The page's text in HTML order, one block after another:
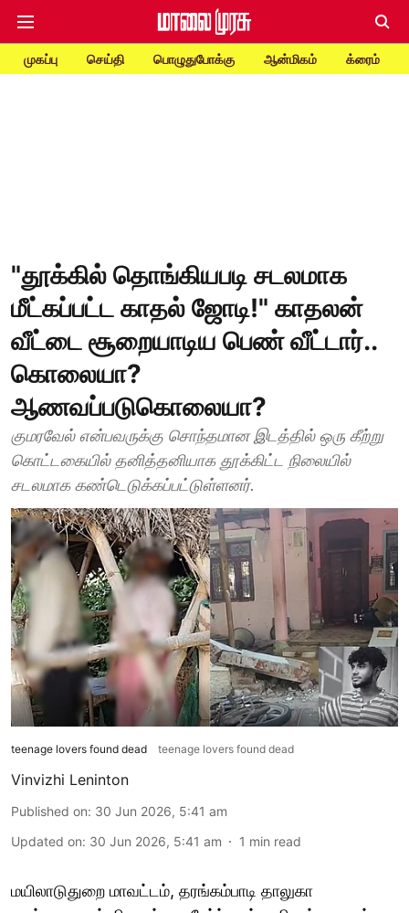
முகப்பு செய்தி பொழுதுபோக்கு ஆன்மிகம் க்ரைம்
"தூக்கில் தொங்கியபடி சடலமாக
மீட்கப்பட்ட காதல் ஜோடி!" காதலன்
வீட்டை சூறையாடிய பெண் வீட்டார்..
கொலையா?
ஆணவப்படுகொலையா?
குமரவேல் என்பவருக்கு சொந்தமான இடத்தில் ஒரு கீற்று
கொட்டகையில் தனித்தனியாக தூக்கிட்ட நிலையில்
சடலமாக கண்டெடுக்கப்பட்டுள்ளனர்.
teenage lovers found dead teenage lovers found dead
Vinvizhi Leninton
Published on: 30 Jun 2026, 5:41 am
Updated on: 30 Jun 2026, 5:41 am 1 min read
மயிலாடுதுறை மாவட்டம், தரங்கம்பாடி தாலுகா